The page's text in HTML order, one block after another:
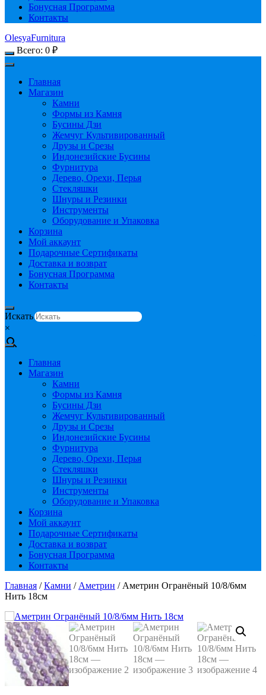
Бонусная Программа
Контакты
OlesyaFurnitura
Всего: 0 ₽
Главная
Магазин
Камни
Формы из Камня
Бусины Дзи
Жемчуг Культивированный
Друзы и Срезы
Индонезийские Бусины
Фурнитура
Дерево, Орехи, Перья
Стекляшки
Шнуры и Резинки
Инструменты
Оборудование и Упаковка
Корзина
Мой аккаунт
Подарочные Сертификаты
Доставка и возврат
Бонусная Программа
Контакты
Искать
×
Главная
Магазин
Камни
Формы из Камня
Бусины Дзи
Жемчуг Культивированный
Друзы и Срезы
Индонезийские Бусины
Фурнитура
Дерево, Орехи, Перья
Стекляшки
Шнуры и Резинки
Инструменты
Оборудование и Упаковка
Корзина
Мой аккаунт
Подарочные Сертификаты
Доставка и возврат
Бонусная Программа
Контакты
Главная /Камни / Аметрин / Аметрин Огранёный 10/8/6мм
Нить 18см